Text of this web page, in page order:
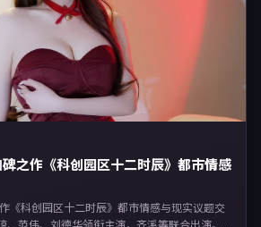
之作《科创园区十二时辰》都市情感
《科创园区十二时辰》都市情感与现实议题交